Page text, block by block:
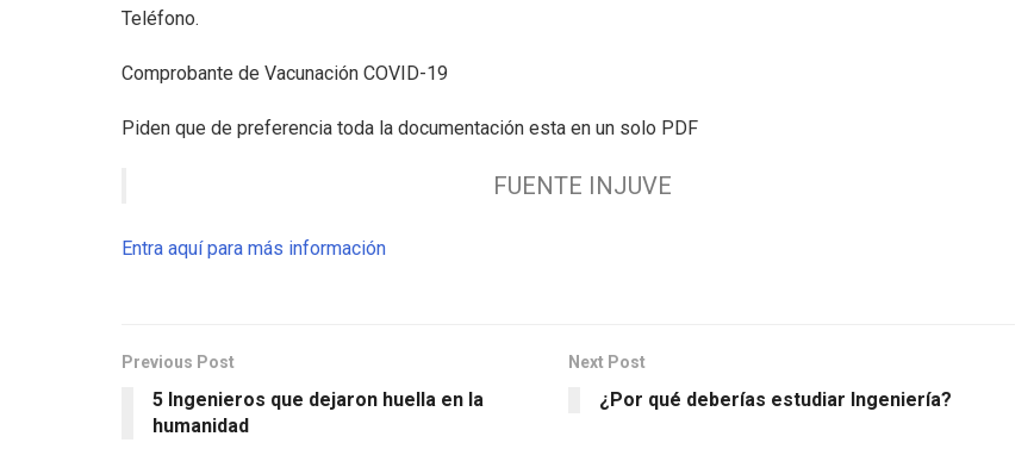
Teléfono.
Comprobante de Vacunación COVID-19
Piden que de preferencia toda la documentación esta en un solo PDF
FUENTE INJUVE
Entra aquí para más información
Previous Post
5 Ingenieros que dejaron huella en la
humanidad
Next Post
¿Por qué deberías estudiar Ingeniería?